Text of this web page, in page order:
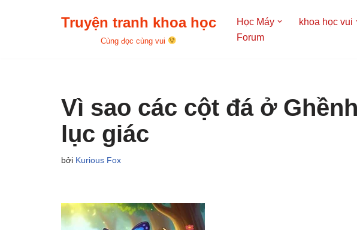
Truyện tranh khoa học
Cùng đọc cùng vui
Học Máy khoa học vui
Forum
Vì sao các cột đá ở
lục giác
bởi Kurious Fox